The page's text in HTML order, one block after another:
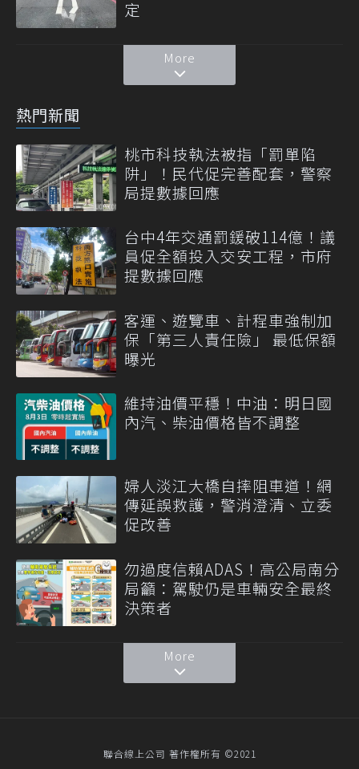
定
More
熱門新聞
桃市科技執法被指「罰單陷
阱」！民代促完善配套，警察
局提數據回應
台中4年交通罰鍰破114億！議
員促全額投入交安工程，市府
提數據回應
客運、遊覽車、計程車強制加
保「第三人責任險」 最低保額
曝光
維持油價平穩！中油：明日國
內汽、柴油價格皆不調整
婦人淡江大橋自摔阻車道！網
傳延誤救護，警消澄清、立委
促改善
勿過度信賴ADAS！高公局南分
局籲：駕駛仍是車輛安全最終
決策者
More
聯合線上公司 著作權所有 ©2021